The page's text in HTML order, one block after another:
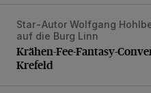
Krähen-Fee-Fantasy-
Star-Autor Wolfgang
auf die Burg Linn
Krähen-Fee-Fantasy-
Krefeld